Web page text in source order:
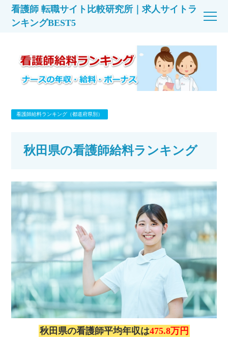
看護師 転職サイト比較研究所｜求人サイトラ
ンキングBEST5
看護師給料ランキング（都道府県別）
秋田県の看護師給料ランキング
秋田県の看護師平均年収は475.8万円